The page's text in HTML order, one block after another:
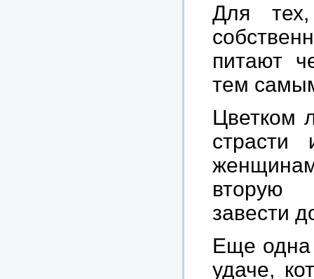
Для
питают
тем
Цветком
вторую
завести
Еще одна
удаче,